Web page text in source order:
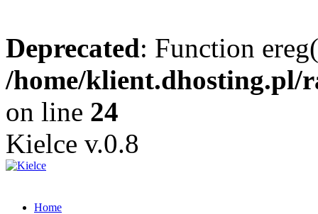
Deprecated: Function
/home/klient.dhosting.pl/
on line 24
Kielce v.0.8
Home